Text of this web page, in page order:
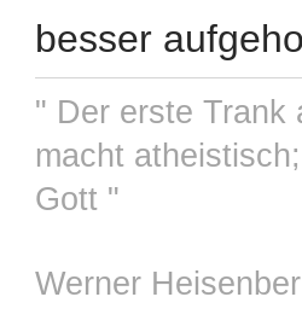
besser
" Der erste Trank
macht
Gott "
Werner